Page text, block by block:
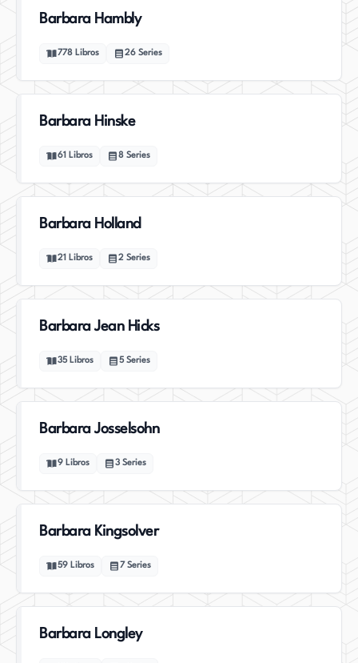
Barbara Hambly
778 Libros 26 Series
Barbara Hinske
61 Libros 8 Series
Barbara Holland
21 Libros 2 Series
Barbara Jean Hicks
35 Libros 5 Series
Barbara Josselsohn
9 Libros 3 Series
Barbara Kingsolver
59 Libros 7 Series
Barbara Longley